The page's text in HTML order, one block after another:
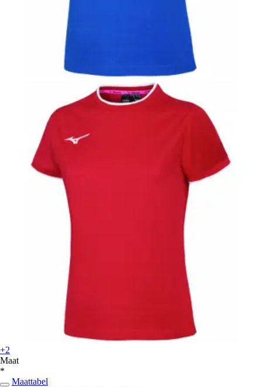
+2
Maat
*
Maattabel